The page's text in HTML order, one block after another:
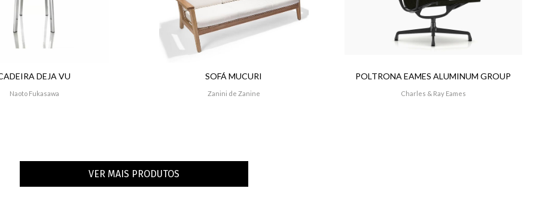
DEJA VU
Naoto Fukasawa
SOFÁ MUCURI
Zanini de Zanine
POLTRONA EAMES ALUMINUM GROUP
Charles & Ray Eames
VER MAIS PRODUTOS